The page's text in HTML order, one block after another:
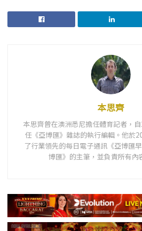
本思齊
本思齊曾在澳洲悉尼擔任體育記者，
任《亞博匯》雜誌的執行編輯。他於
了行業領先的每日電子通訊《亞博匯
博匯》的主筆，並負責所有內